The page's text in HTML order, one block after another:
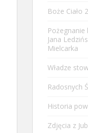
Boże Ciało
Jana
Mielcarka
Władze
Radosnych
Historia
Zdjęcia z